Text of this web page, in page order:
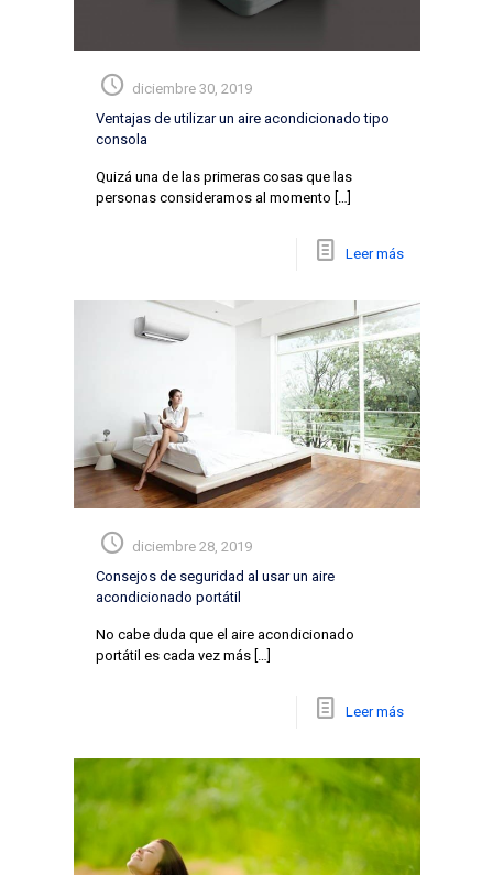
diciembre 30, 2019
Ventajas de utilizar un aire acondicionado tipo
consola
Quizá una de las primeras cosas que las
personas consideramos al momento […]
Leer más
diciembre 28, 2019
Consejos de seguridad al usar un aire
acondicionado portátil
No cabe duda que el aire acondicionado
portátil es cada vez más[…]
Leer más